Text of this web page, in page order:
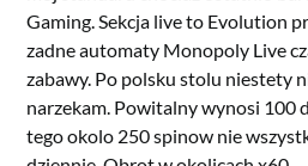
Gaming. Sekcja live to Evolution
zadne automaty Monopoly Live
zabawy. Po polsku stolu niestety
narzekam. Powitalny wynosi 100
tego okolo 250 spinow nie